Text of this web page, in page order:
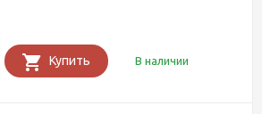
Купить В наличии